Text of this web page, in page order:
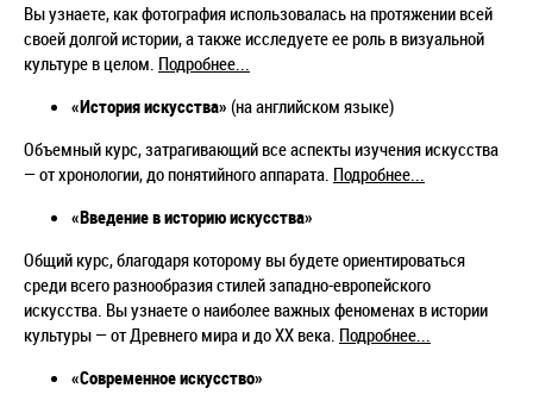
Вы узнаете, как фотография использовалась на протяжении всей
своей долгой истории, а также исследуете ее роль в визуальной
культуре в целом. Подробнее...
«История искусства» (на английском языке)
Объемный курс, затрагивающий все аспекты изучения искусства
— от хронологии, до понятийного аппарата. Подробнее...
«Введение в историю искусства»
Общий курс, благодаря которому вы будете ориентироваться
среди всего разнообразия стилей западно-европейского
искусства. Вы узнаете о наиболее важных феноменах в истории
культуры — от Древнего мира и до XX века. Подробнее...
«Современное искусство»